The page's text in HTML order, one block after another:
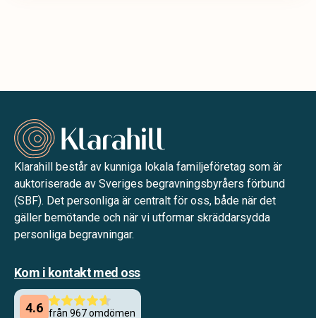
Klarahill består av kunniga lokala familjeföretag som är
auktoriserade av Sveriges begravningsbyråers förbund
(SBF). Det personliga är centralt för oss, både när det
gäller bemötande och när vi utformar skräddarsydda
personliga begravningar.
Kom i kontakt med oss